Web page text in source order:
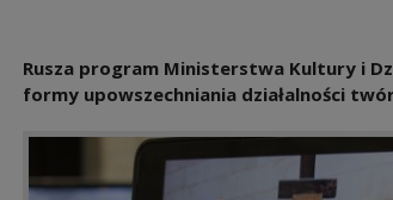
Rusza program Ministerstwa Kultury i
formy upowszechniania działalności